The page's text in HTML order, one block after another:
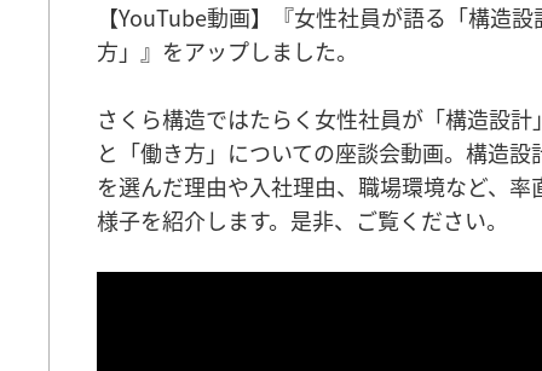
【YouTube動画】『女性社員が語る「構造
方」』をアップしました。
さくら構造ではたらく女性社員が「構造設計
と「働き方」についての座談会動画。構造設
を選んだ理由や入社理由、職場環境など、率
様子を紹介します。是非、ご覧ください。